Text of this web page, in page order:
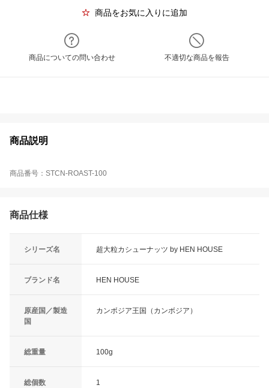
商品をお気に入りに追加
商品についての問い合わせ 不適切な商品を報告
商品説明
商品番号：STCN-ROAST-100
商品仕様
シリーズ名 超大粒カシューナッツ by HEN HOUSE
ブランド名 HEN HOUSE
原産国／製造
国
カンボジア王国（カンボジア）
総重量 100g
総個数 1